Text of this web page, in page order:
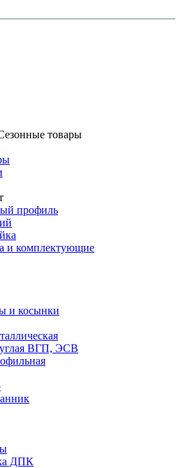
товары
профиль
и комплектующие
и косынки
ВГП, ЭСВ
ДПК